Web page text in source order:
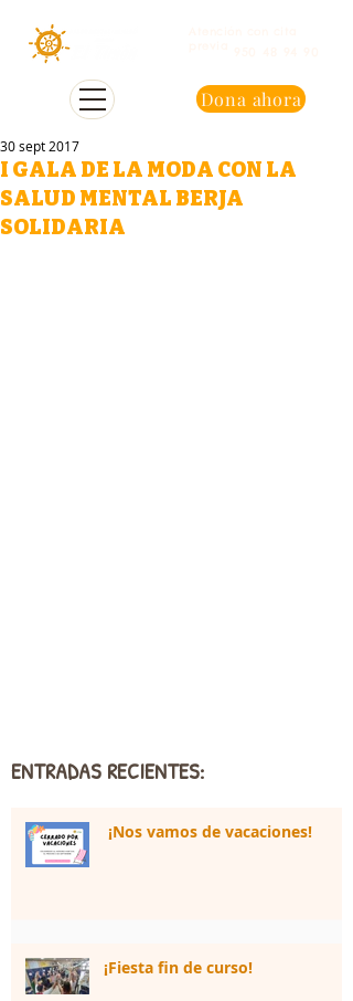
Dona ahora
I GALA DE LA MODA CON LA
SALUD MENTAL BERJA
SOLIDARIA
30 sept 2017
ENTRADAS RECIENTES:
¡Nos vamos de vacaciones!
¡Fiesta fin de curso!